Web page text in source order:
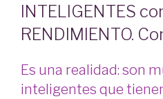
INTELIGENTES
RENDIMIENTO.
Es una realidad: son
inteligentes que